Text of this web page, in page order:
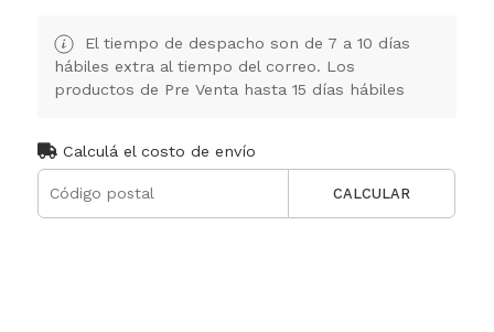
El tiempo de despacho son de 7 a 10 días
hábiles extra al tiempo del correo. Los
productos de Pre Venta hasta 15 días hábiles
Calculá el costo de envío
CALCULAR